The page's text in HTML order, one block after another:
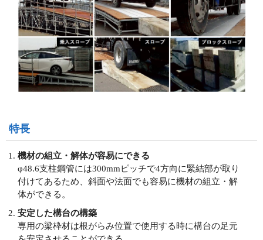
特長
機材の組立・解体が容易にできる
φ48.6支柱鋼管には300mmピッチで4方向に緊結部が取り
付けてあるため、斜面や法面でも容易に機材の組立・解
体ができる。
安定した構台の構築
専用の梁枠材は根がらみ位置で使用する時に構台の足元